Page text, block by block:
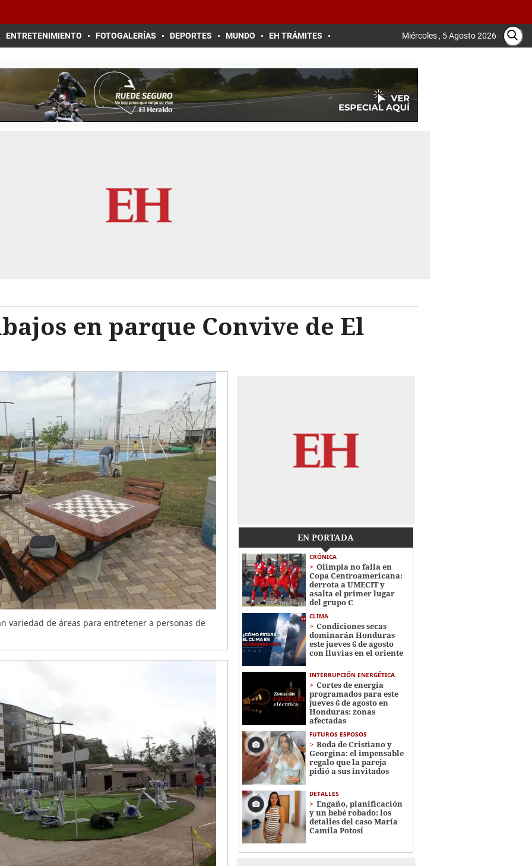
ENTRETENIMIENTO FOTOGALERÍAS DEPORTES MUNDO EH TRÁMITES Miércoles , 5 Agosto 2026
en parque Convive de El
variedad de áreas para entretener a personas de
EN PORTADA
CRÓNICA
Olimpia no falla en
Copa Centroamericana:
derrota a UMECIT y
asalta el primer lugar
del grupo C
CLIMA
Condiciones secas
dominarán Honduras
este jueves 6 de agosto
con lluvias en el oriente
INTERRUPCIÓN ENERGÉTICA
Cortes de energía
programados para este
jueves 6 de agosto en
Honduras: zonas
afectadas
FUTUROS ESPOSOS
Boda de Cristiano y
Georgina: el impensable
regalo que la pareja
pidió a sus invitados
DETALLES
Engaño, planificación
y un bebé robado: los
detalles del caso María
Camila Potosí